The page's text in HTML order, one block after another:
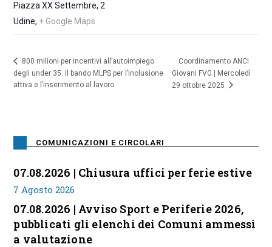
Piazza XX Settembre, 2
Udine, + Google Maps
800 milioni per incentivi all’autoimpiego
degli under 35. Il bando MLPS per l’inclusione
attiva e l’inserimento al lavoro
Coordinamento ANCI
Giovani FVG | Mercoledì
29 ottobre 2025
COMUNICAZIONI E CIRCOLARI
07.08.2026 | Chiusura uffici per ferie estive
7 Agosto 2026
07.08.2026 | Avviso Sport e Periferie 2026,
pubblicati gli elenchi dei Comuni ammessi
a valutazione